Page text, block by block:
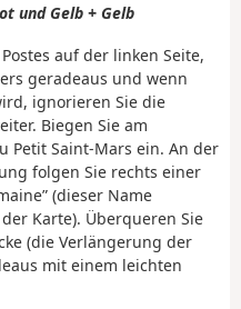
und Gelb + Gelb
auf der linken Seite,
geradeaus und wenn
ignorieren Sie die
Biegen Sie am
Petit Saint-Mars ein. An der
folgen Sie rechts einer
(dieser Name
Karte). Überqueren Sie
(die Verlängerung der
mit einem leichten